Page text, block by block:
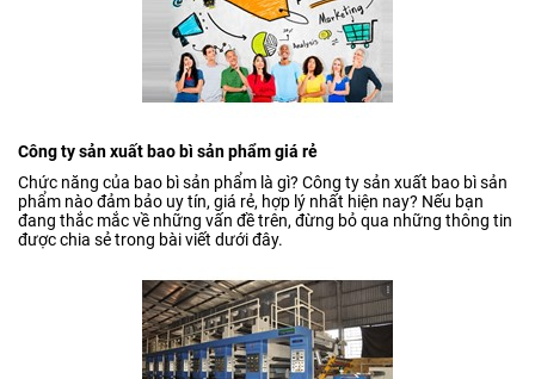
Công ty sản xuất bao bì sản phẩm giá rẻ
Chức năng của bao bì sản phẩm là gì? Công ty sản xuất bao bì sản
phẩm nào đảm bảo uy tín, giá rẻ, hợp lý nhất hiện nay? Nếu bạn
đang thắc mắc về những vấn đề trên, đừng bỏ qua những thông tin
được chia sẻ trong bài viết dưới đây.